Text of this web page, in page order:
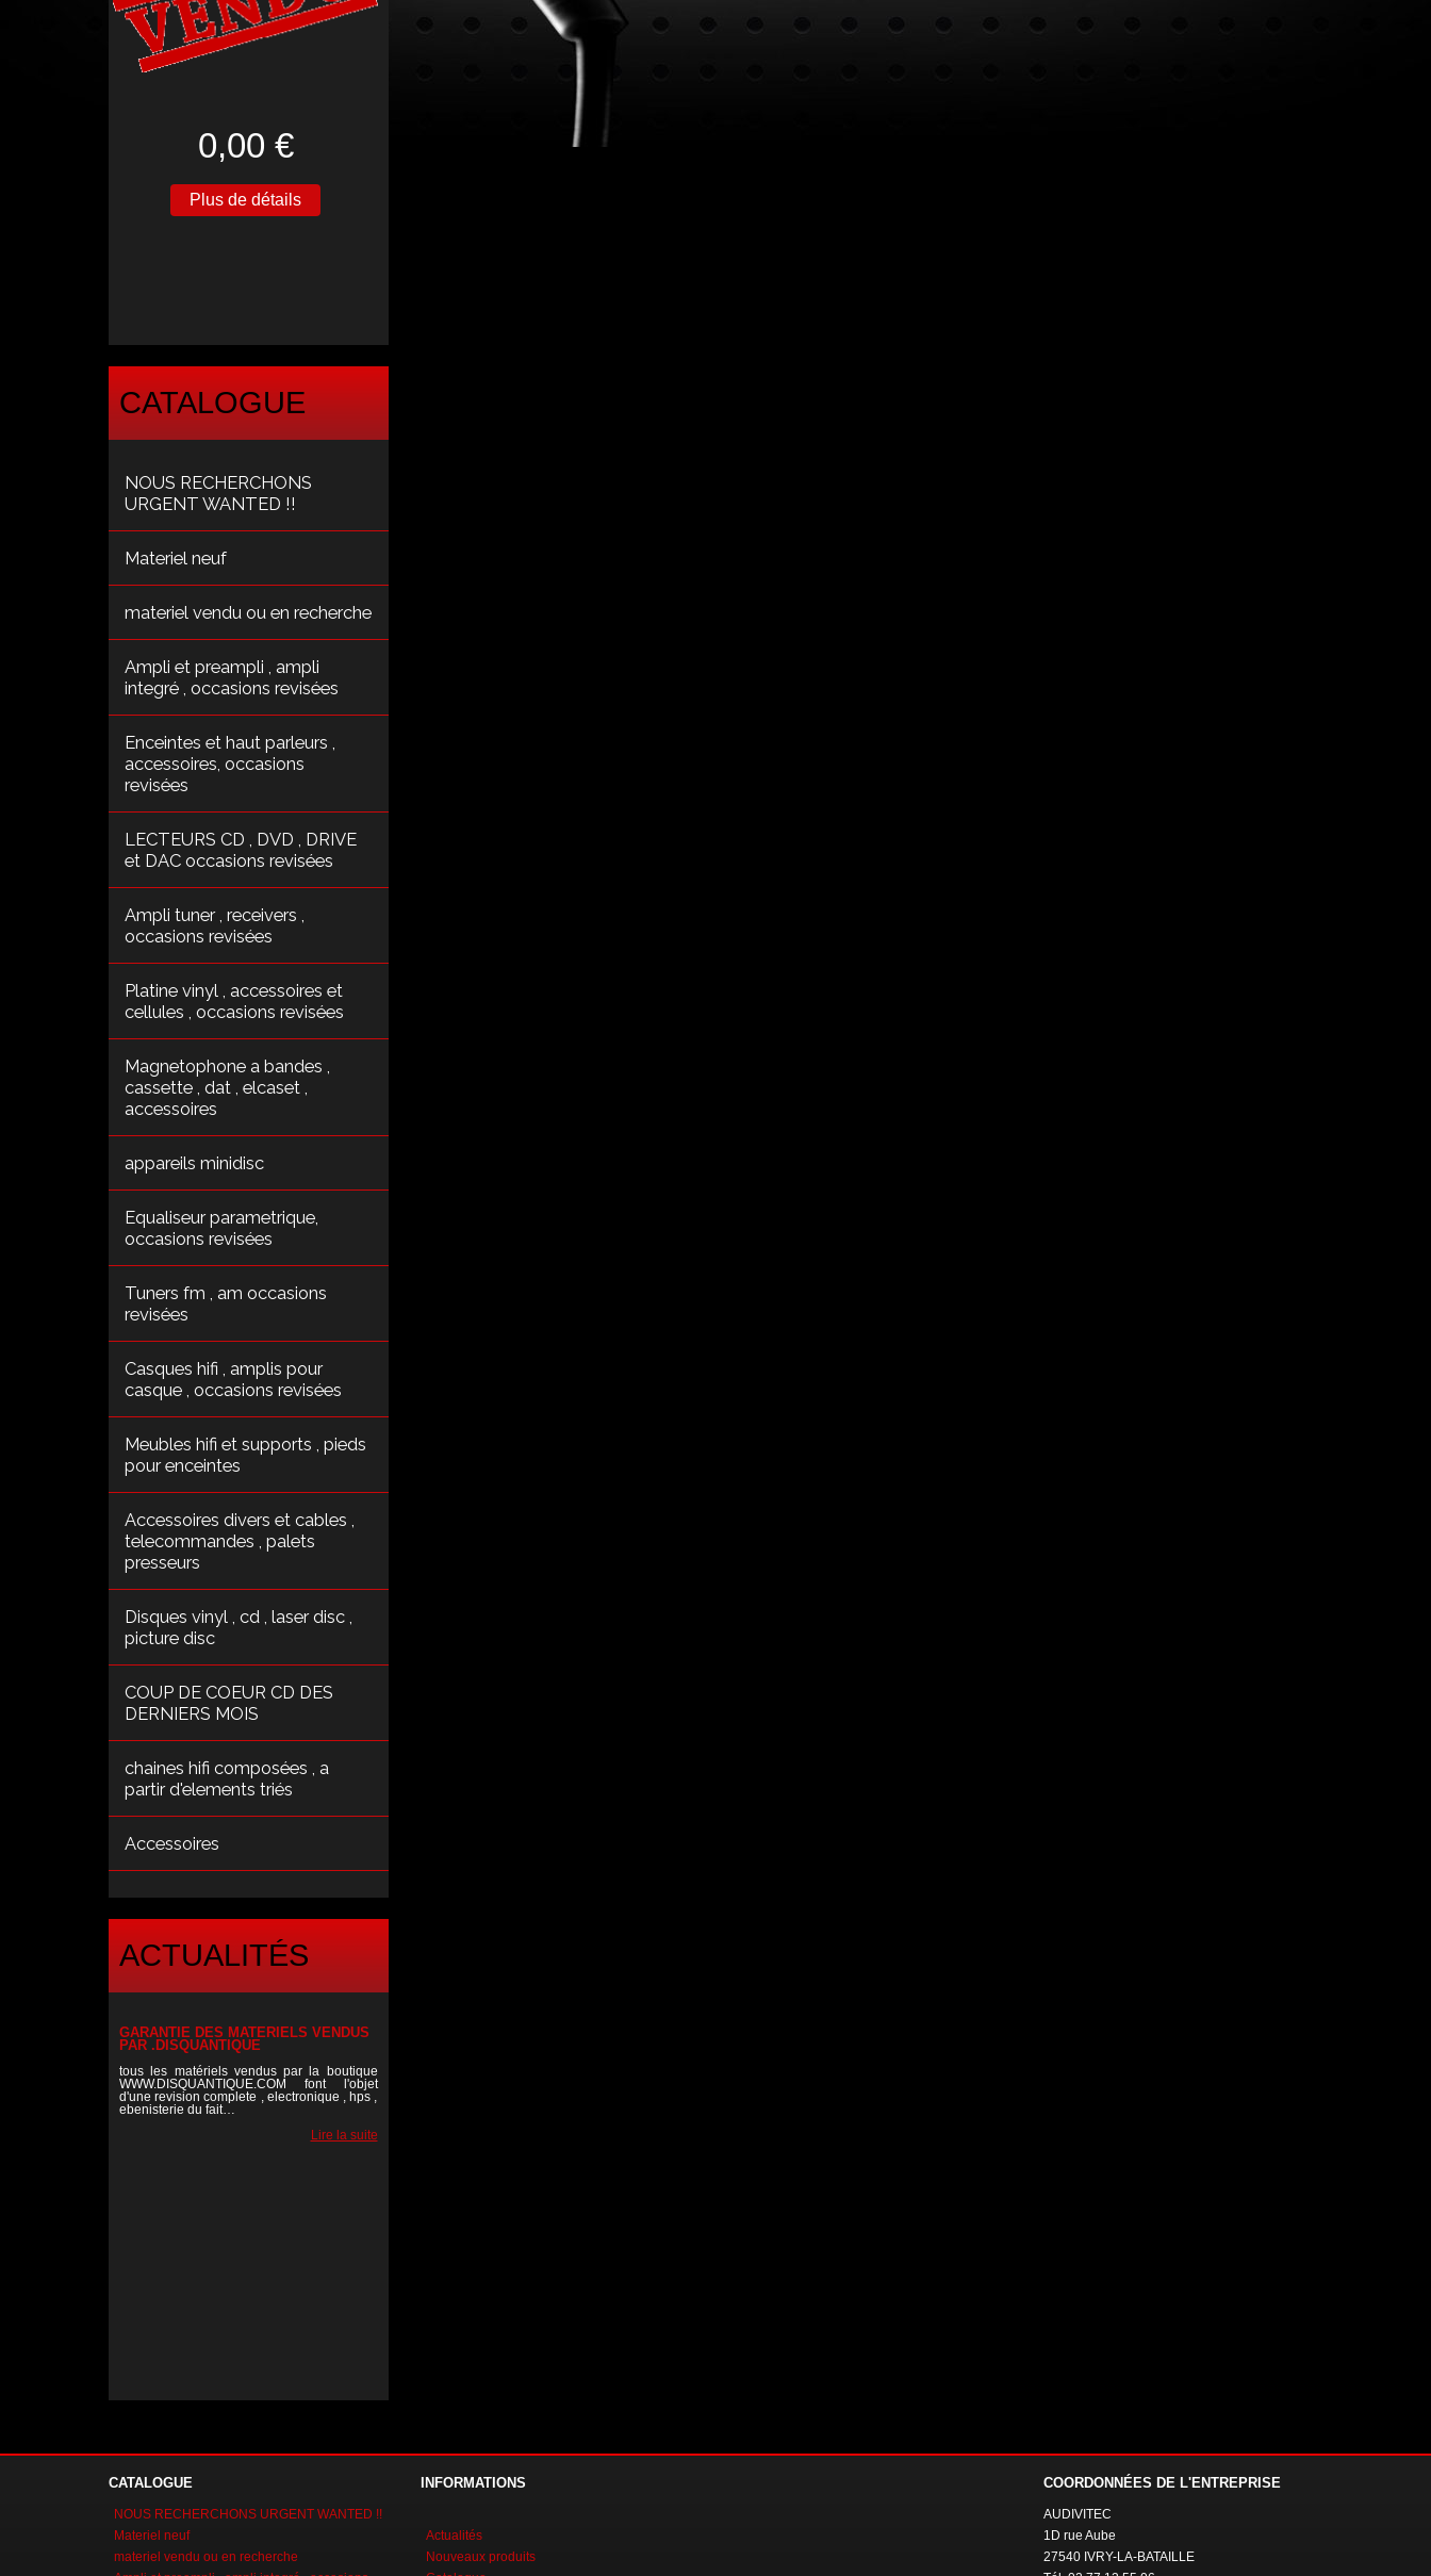
0,00 €
Plus de détails
CATALOGUE
NOUS RECHERCHONS
URGENT WANTED !!
Materiel neuf
materiel vendu ou en recherche
Ampli et preampli , ampli
integré , occasions revisées
Enceintes et haut parleurs ,
accessoires, occasions
revisées
LECTEURS CD , DVD , DRIVE
et DAC occasions revisées
Ampli tuner , receivers ,
occasions revisées
Platine vinyl , accessoires et
cellules , occasions revisées
Magnetophone a bandes ,
cassette , dat , elcaset ,
accessoires
appareils minidisc
Equaliseur parametrique,
occasions revisées
Tuners fm , am occasions
revisées
Casques hifi , amplis pour
casque , occasions revisées
Meubles hifi et supports , pieds
pour enceintes
Accessoires divers et cables ,
telecommandes , palets
presseurs
Disques vinyl , cd , laser disc ,
picture disc
COUP DE COEUR CD DES
DERNIERS MOIS
chaines hifi composées , a
partir d'elements triés
Accessoires
ACTUALITÉS
Lire la suite
GARANTIE DES MATERIELS VENDUS
PAR .DISQUANTIQUE
tous les matériels vendus par la boutique
WWW.DISQUANTIQUE.COM font l'objet
d'une revision complete , electronique , hps ,
ebenisterie du fait…
Lire la suite
CATALOGUE
NOUS RECHERCHONS URGENT WANTED !!
Materiel neuf
materiel vendu ou en recherche
INFORMATIONS
Actualités
Nouveaux produits
COORDONNÉES DE L'ENTREPRISE
AUDIVITEC
1D rue Aube
27540 IVRY-LA-BATAILLE